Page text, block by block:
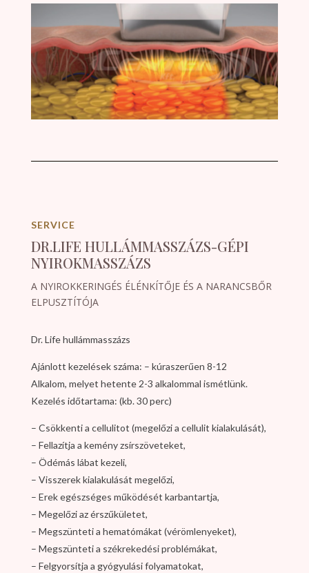
SERVICE
DR.LIFE HULLÁMMASSZÁZS-GÉPI
NYIROKMASSZÁZS
A NYIROKKERINGÉS ÉLÉNKÍTŐJE ÉS A NARANCSBŐR
ELPUSZTÍTÓJA
Dr. Life hullámmasszázs
Ajánlott kezelések száma: – kúraszerűen 8-12
Alkalom, melyet hetente 2-3 alkalommal ismétlünk.
Kezelés időtartama: (kb. 30 perc)
– Csökkenti a cellulitot (megelőzi a cellulit kialakulását),
– Fellazítja a kemény zsírszöveteket,
– Ödémás lábat kezeli,
– Visszerek kialakulását megelőzi,
– Erek egészséges működését karbantartja,
– Megelőzi az érszűkületet,
– Megszünteti a hematómákat (vérömlenyeket),
– Megszünteti a székrekedési problémákat,
– Felgyorsítja a gyógyulási folyamatokat,